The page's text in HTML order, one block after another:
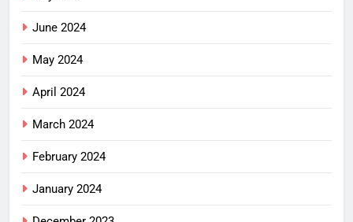
June 2024
May 2024
April 2024
March 2024
February 2024
January 2024